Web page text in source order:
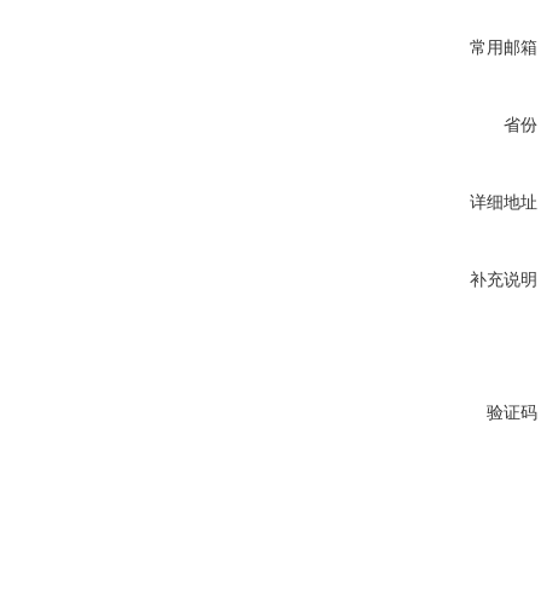
常用邮箱
省份
详细地址
补充说明
验证码